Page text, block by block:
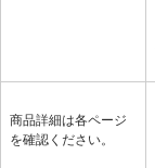
商品詳細は各ページ
を確認ください。